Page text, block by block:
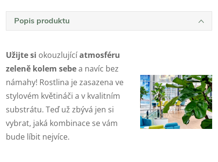
Popis produktu
Užijte si okouzlujícíatmosféru
zeleně kolem sebea navíc bez
námahy! Rostlina je zasazena ve
stylovém květináči a v kvalitním
substrátu. Teď už zbývá jen si
vybrat, jaká kombinace se vám
bude líbit nejvíce.